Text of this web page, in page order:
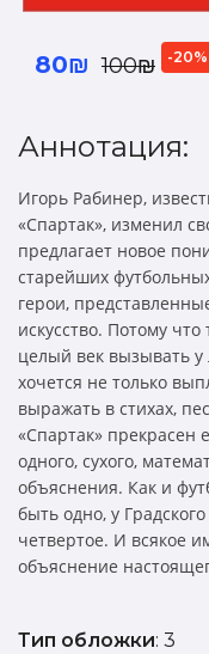
80₪ 100₪ -20%
Аннотация:
Игорь Рабинер,
«Спартак», изменил
предлагает новое
старейших
герои,
искусство. Потому
целый век вызывать
хочется не только
выражать в стихах,
«Спартак» прекрасен
одного, сухого,
объяснения. Как и
быть одно, у
четвертое. И всякое
объяснение
Тип обложки: 3